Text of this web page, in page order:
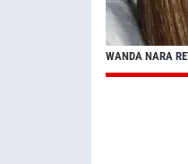
WANDA NARA